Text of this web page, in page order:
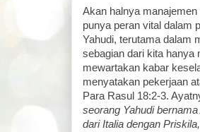
Akan halnya
punya peran vital dalam
Yahudi, terutama dalam
sebagian dari kita hanya
mewartakan kabar
menyatakan pekerjaan
Para Rasul 18:2-3.
seorang Yahudi
dari Italia dengan